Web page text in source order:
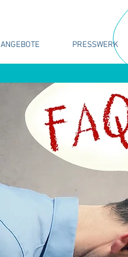
ANGEBOTE PRESSWERK